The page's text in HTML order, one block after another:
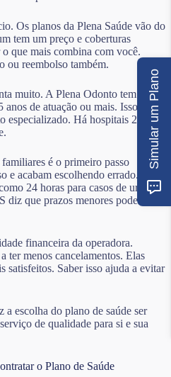
Os planos da Plena Saúde vão do
tem um preço e coberturas
que mais combina com você.
ou reembolso também.
muito. A Plena Odonto tem
de atuação ou mais. Isso é bom
especializado. Há hospitais 24 horas
é o primeiro passo
e acabam escolhendo errado.
24 horas para casos de urgência.
que prazos menores podem
financeira da operadora.
ter menos cancelamentos. Elas
satisfeitos. Saber isso ajuda a evitar
a escolha do plano de saúde ser
de qualidade para si e sua
o Plano de Saúde
Simular um Plano